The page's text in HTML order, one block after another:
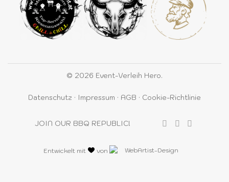
© 2026 Event-Verleih Hero.
Datenschutz · Impressum · AGB · Cookie-Richtlinie
JOIN OUR BBQ REPUBLIC!
Entwickelt mit von